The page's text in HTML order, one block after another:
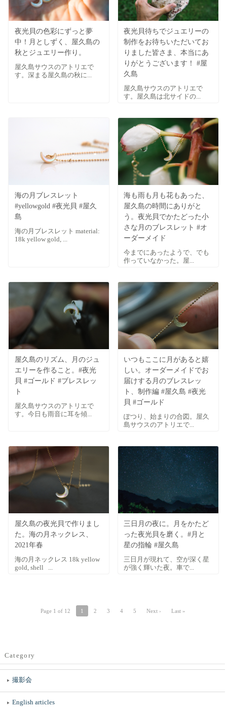
夜光貝の色彩にずっと夢
中！月としずく、屋久島の
秋とジュエリー作り。
屋久島サウスのアトリエで
す。深まる屋久島の秋に...
夜光貝待ちでジュエリーの
制作をお待ちいただいてお
りました皆さま、本当にあ
りがとうございます！ #屋
久島
屋久島サウスのアトリエで
す。屋久島は北サイドの...
海の月ブレスレット
#yellowgold #夜光貝 #屋久
島
海の月ブレスレット material:
18k yellow gold, ...
海も雨も月も花もあった、
屋久島の時間にありがと
う。夜光貝でかたどった小
さな月のブレスレット #オ
ーダーメイド
今までにあったようで、でも
作っていなかった。屋...
屋久島のリズム、月のジュ
エリーを作ること。#夜光
貝 #ゴールド #ブレスレッ
ト
屋久島サウスのアトリエで
す。今日も雨音に耳を傾...
いつもここに月があると嬉
しい。オーダーメイドでお
届けする月のブレスレッ
ト、制作編 #屋久島 #夜光
貝 #ゴールド
ぽつり、始まりの合図。屋久
島サウスのアトリエで...
屋久島の夜光貝で作りまし
た。海の月ネックレス、
2021年春
海の月ネックレス 18k yellow
gold, shell ...
三日月の夜に。月をかたど
った夜光貝を磨く。#月と
星の指輪 #屋久島
三日月が現れて、空が深く星
が強く輝いた夜。車で...
Page 1 of 12 1 2 3 4 5 Next › Last »
Category
撮影会
English articles